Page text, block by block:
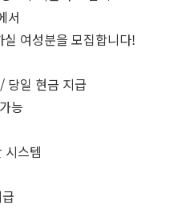
서
여성분을 모집합니다!
당일 현금 지급
능
시스템